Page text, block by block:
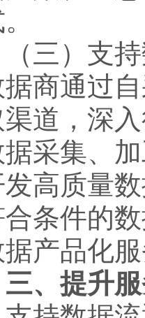
）支持
商通过
道，深
采集、
发高质量
条件的
产品化
三、提升